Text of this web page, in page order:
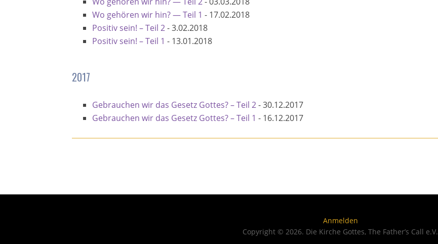
Wo gehören wir hin? — Teil 1 - 17.02.2018
Positiv sein! – Teil 2-3.02.2018
Positiv sein! – Teil 1 - 13.01.2018
2017
Gebrauchen wir das Gesetz Gottes? – Teil 2-30.12.2017
Gebrauchen wir das Gesetz Gottes? – Teil 1 - 16.12.2017
Anmelden
Copyright © 2026. Die Kirche Gottes, The Father’s Call e.V.